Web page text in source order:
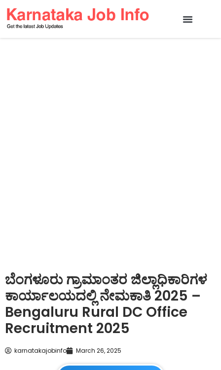
ಬೆಂಗಳೂರು ಗ್ರಾಮಾಂತರ ಜಿಲ್ಲಾಧಿಕಾರಿಗಳ
ಕಾರ್ಯಾಲಯದಲ್ಲಿ ನೇಮಕಾತಿ 2025 –
Bengaluru Rural DC Office
Recruitment 2025
karnatakajobinfo March 26, 2025